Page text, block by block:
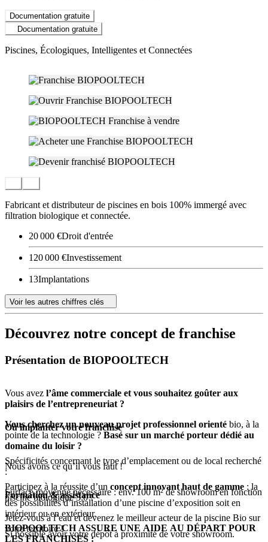
Documentation gratuite
Documentation gratuite
Piscines, Écologiques, Intelligentes et Connectées
Fabricant et distributeur de piscines en bois 100% immergé avec
filtration biologique et connectée.
20 000 €Droit d'entrée
120 000 €Investissement
13Implantations
Voir les autres chiffres clés
Découvrez notre concept de franchise
Présentation de BIOPOOLTECH
Vous avez l’âme commerciale et vous souhaitez goûter aux
plaisirs de l’entrepreneuriat ?
Vous cherchez un nouveau projet professionnel orienté bio, à la
pointe de la technologie ? Basé sur un marché porteur dédié au
domaine du loisir ?
Nous avons ce qu’il vous faut !
Participez à la réussite d’un concept innovant haut de gamme : la
piscine biologique 3.0 !
Jetez-vous à l’eau et devenez le meilleur acteur de la piscine Bio sur
votre territoire !
Où implanter votre franchise
Spécificités concernant le type d’emplacement ou de local recherché
:
Surface moyenne nécessaire : env. 100 m² de showroom en fonction
des possibilités d’installation d’une piscine d’exposition soit en
intérieur ou en extérieur.
Si possible avoir votre dépôt à proximité de votre showroom.
Formation & assistance
BIOPOOLTECH ASSURE UNE AIDE AU DÉPART POUR
LES FRANCHISES :